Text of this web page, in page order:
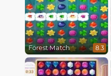
Forest Match 8.3